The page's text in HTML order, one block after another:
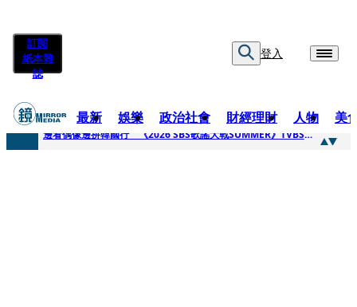
訂閱
紙本雜
誌
登入
最新 娛樂 政治社會 財經理財 人物 美
快訊
邊看偶像邊拚韓國行 《2026 SBS歌謠大戰SUMMER》TVBS直播祭追星福利